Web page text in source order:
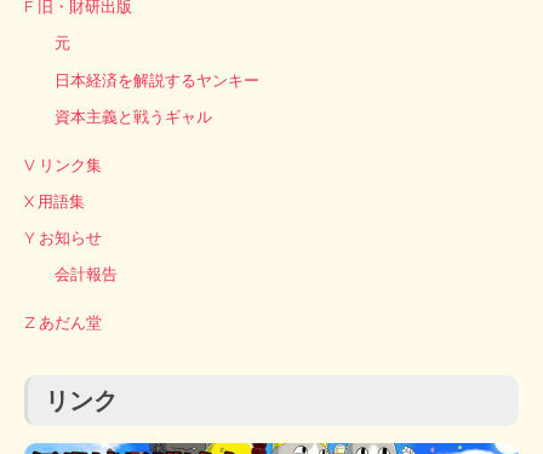
F 旧・財研出版
元
日本経済を解説するヤンキー
資本主義と戦うギャル
V リンク集
X 用語集
Y お知らせ
会計報告
Z あだん堂
リンク